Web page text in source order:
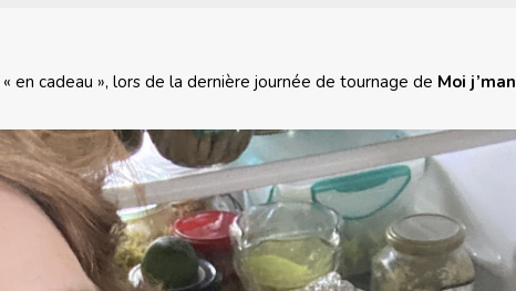
en cadeau », lors de la dernière journée de tournage de Moi